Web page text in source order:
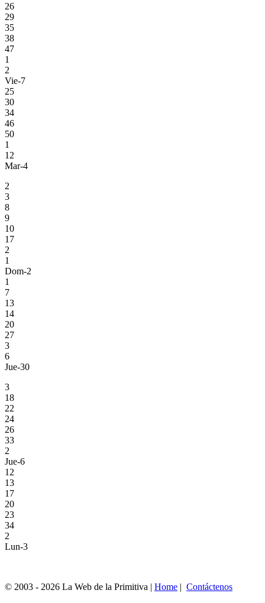
26
29
35
38
47
1
2
Vie-7
25
30
34
46
50
1
12
Mar-4
2
3
8
9
10
17
2
1
Dom-2
1
7
13
14
20
27
3
6
Jue-30
3
18
22
24
26
33
2
Jue-6
12
13
17
20
23
34
2
Lun-3
© 2003 - 2026 La Web de la Primitiva | Home | Contáctenos